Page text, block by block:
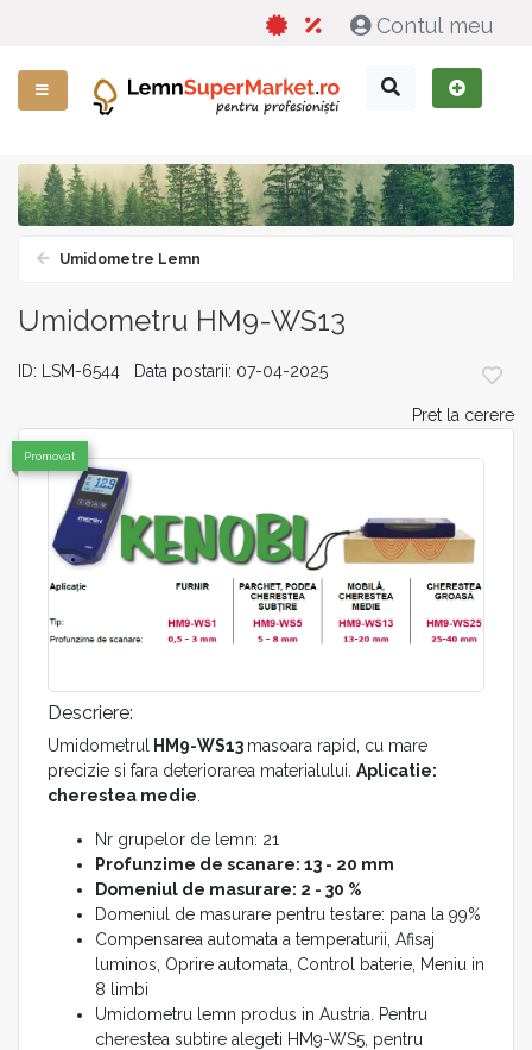
Contul meu
Umidometre Lemn
Umidometru HM9-WS13
ID: LSM-6544 Data postarii: 07-04-2025
Pret la cerere
Promovat
Descriere:
Umidometrul HM9-WS13 masoara rapid, cu mare
precizie si fara deteriorarea materialului. Aplicatie:
cherestea medie
Nr grupelor de lemn: 21
Profunzime de scanare: 13 - 20 mm
Domeniul de masurare: 2 - 30 %
Domeniul de masurare pentru testare: pana la 99%
Compensarea automata a temperaturii, Afisaj
luminos, Oprire automata, Control baterie, Meniu in
8 limbi
Umidometru lemn produs in Austria. Pentru
cherestea subtire alegeti HM9-WS5, pentru